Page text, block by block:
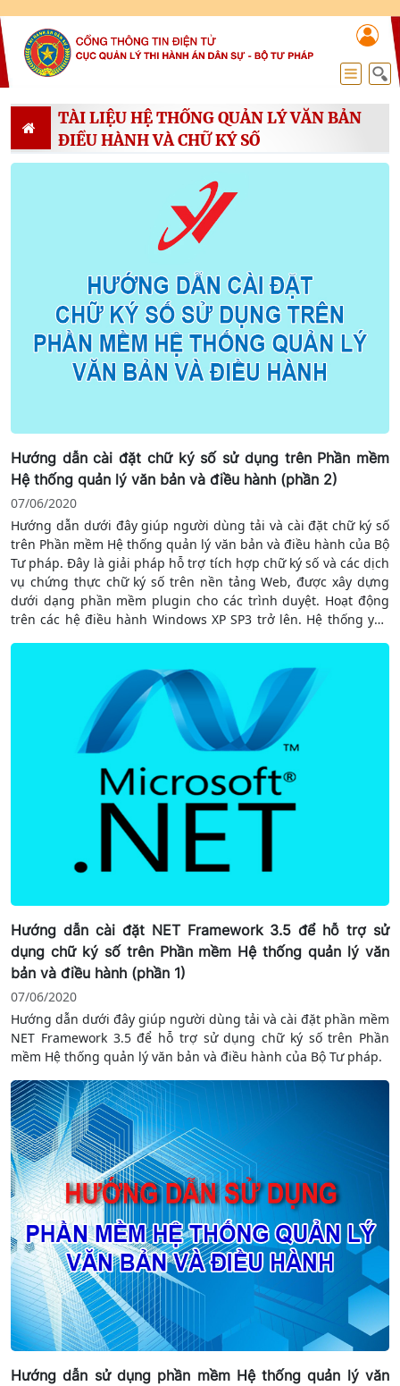
TÀI LIỆU HỆ THỐNG QUẢN LÝ VĂN BẢN
ĐIỀU HÀNH VÀ CHỮ KÝ SỐ
Hướng dẫn cài đặt chữ ký số sử dụng trên Phần mềm
Hệ thống quản lý văn bản và điều hành (phần 2)
07/06/2020
Hướng dẫn dưới đây giúp người dùng tải và cài đặt chữ ký số
trên Phần mềm Hệ thống quản lý văn bản và điều hành của Bộ
Tư pháp. Đây là giải pháp hỗ trợ tích hợp chữ ký số và các dịch
vụ chứng thực chữ ký số trên nền tảng Web, được xây dựng
dưới dạng phần mềm plugin cho các trình duyệt. Hoạt động
trên các hệ điều hành Windows XP SP3 trở lên. Hệ thống yêu
dịch vụ chứng thực chữ ký số chuyên dùng phục vụ các cơ
quan thuộc hệ thống chính trị. Hỗ trợ ký số và xác thực nhiều
định dạng tài liệu điện tử.
Hướng dẫn cài đặt NET Framework 3.5 để hỗ trợ sử
dụng chữ ký số trên Phần mềm Hệ thống quản lý văn
bản và điều hành (phần 1)
07/06/2020
Hướng dẫn dưới đây giúp người dùng tải và cài đặt phần mềm
NET Framework 3.5 để hỗ trợ sử dụng chữ ký số trên Phần
mềm Hệ thống quản lý văn bản và điều hành của Bộ Tư pháp.
Hướng dẫn sử dụng phần mềm Hệ thống quản lý văn